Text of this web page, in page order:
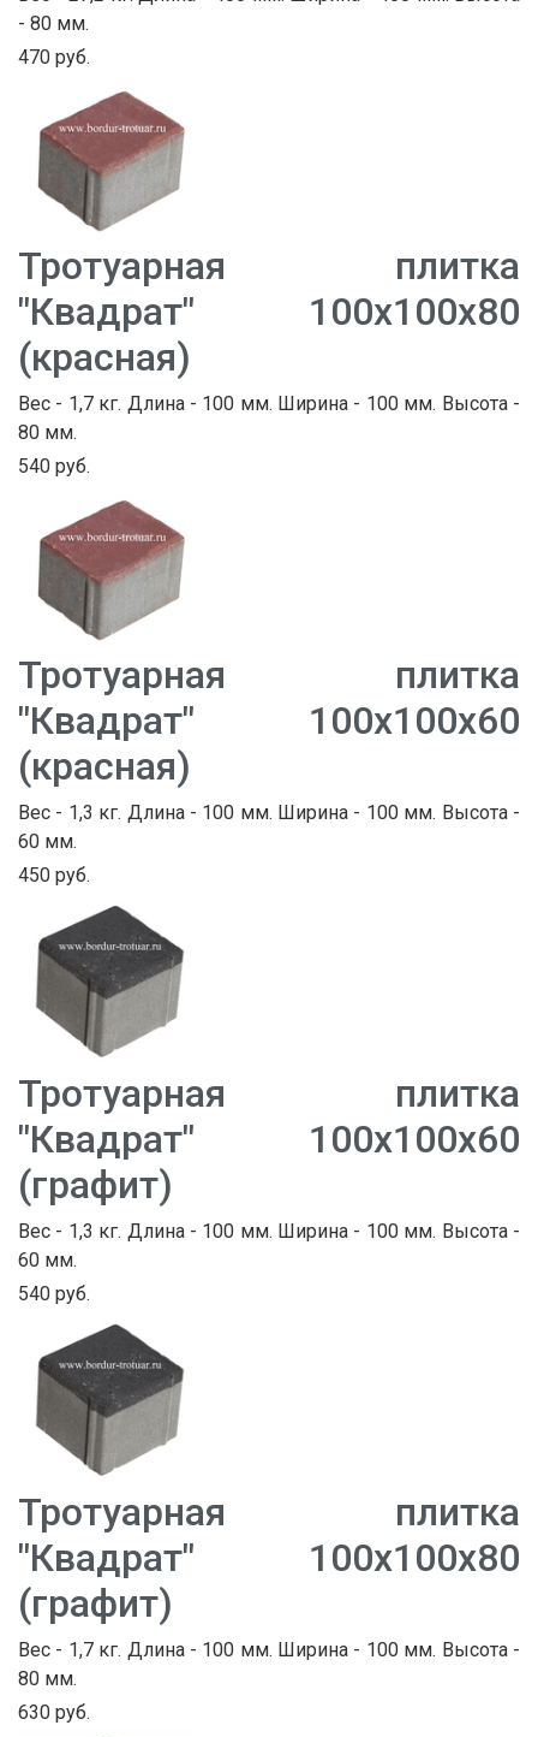
- 80 мм.
470 руб.
Тротуарная плитка
"Квадрат" 100х100х80
(красная)
Вес - 1,7 кг. Длина - 100 мм. Ширина - 100 мм. Высота -
80 мм.
540 руб.
Тротуарная плитка
"Квадрат" 100х100х60
(красная)
Вес - 1,3 кг. Длина - 100 мм. Ширина - 100 мм. Высота -
60 мм.
450 руб.
Тротуарная плитка
"Квадрат" 100х100х60
(графит)
Вес - 1,3 кг. Длина - 100 мм. Ширина - 100 мм. Высота -
60 мм.
540 руб.
Тротуарная плитка
"Квадрат" 100х100х80
(графит)
Вес - 1,7 кг. Длина - 100 мм. Ширина - 100 мм. Высота -
80 мм.
630 руб.